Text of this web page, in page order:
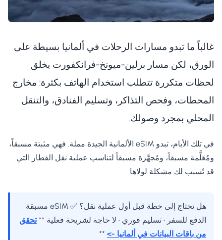
غالباً ما تبدو مسارات الرحلات في ألمانيا بسيطة على
الورق، لكن مسار برلين-ميونخ-فرانكفورت يخلق
لحظات متكررة تتطلب استخدام الهاتف بكثرة: مخارج
المحطات، وفحص التذاكر، وتسليم الفنادق، والتنقل
المحلي بمجرد وصولك.
في تلك الأيام، تبدو eSIM الألمانية الجيدة مملة. فهي مثبتة مسبقاً،
ومُعَلَّمة مسبقاً، ومُجهَّزة مسبقاً لتناسب عملية نقل القطار التي
قد تُسبب لك مشكلة لولاها.
هل تحتاج إلى خطة قبل أول عملية نقل؟ ✅ eSIM مسبقة
الدفع للسفر • تسليم فوري • لا حاجة لشريحة فعلية **تحقق
من باقات البيانات في ألمانيا -> **